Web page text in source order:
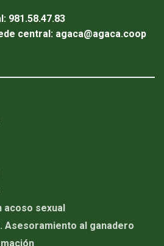
981.58.47.83
central: agaca@agaca.coop
sexual
Asesoramiento al ganadero